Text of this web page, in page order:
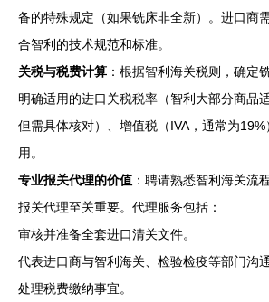
备的特殊规定（如果铣床非全新）。进口商
合智利的技术规范和标准。
关税与税费计算 ：根据智利海关税则，确定
明确适用的进口关税税率（智利大部分商品
但需具体核对）、增值税（IVA，通常为
用。
专业报关代理的价值 ：聘请熟悉智利海关流
报关代理至关重要。代理服务包括：
审核并准备全套进口清关文件。
代表进口商与智利海关、检验检疫等部门沟通
处理税费缴纳事宜。